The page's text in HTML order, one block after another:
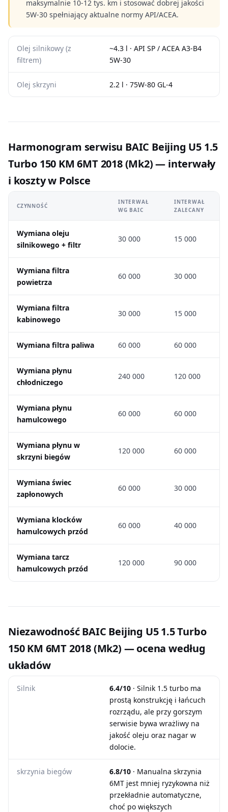
maksymalnie 10-12 tys. km i stosować dobrej jakości
5W-30 spełniający aktualne normy API/ACEA.
Olej silnikowy (z
filtrem)
~4.3 l · API SP / ACEA A3-B4
5W-30
Olej skrzyni 2.2 l · 75W-80 GL-4
Harmonogram serwisu BAIC Beijing U5 1.5
Turbo 150 KM 6MT 2018 (Mk2) — interwały
i koszty w Polsce
CZYNNOŚĆ
INTERWAŁ
WG BAIC
INTERWAŁ
ZALECANY
Wymiana oleju
silnikowego + filtr
30 000 15 000
Wymiana filtra
powietrza
60 000 30 000
Wymiana filtra
kabinowego
30 000 15 000
Wymiana filtra paliwa 60 000 60 000
Wymiana płynu
chłodniczego
240 000 120 000
Wymiana płynu
hamulcowego
60 000 60 000
Wymiana płynu w
skrzyni biegów
120 000 60 000
Wymiana świec
zapłonowych
60 000 30 000
Wymiana klocków
hamulcowych przód
60 000 40 000
Wymiana tarcz
hamulcowych przód
120 000 90 000
Niezawodność BAIC Beijing U5 1.5 Turbo
150 KM 6MT 2018 (Mk2) — ocena według
układów
Silnik 6.4/10 · Silnik 1.5 turbo ma
prostą konstrukcję i łańcuch
rozrządu, ale przy gorszym
serwisie bywa wrażliwy na
jakość oleju oraz nagar w
dolocie.
skrzynia biegów 6.8/10 · Manualna skrzynia
6MT jest mniej ryzykowna niż
przekładnie automatyczne,
choć po większych